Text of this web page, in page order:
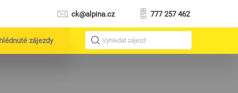
ck@alpina.cz 777 257 462
zájezdy Vyhledat zájezd